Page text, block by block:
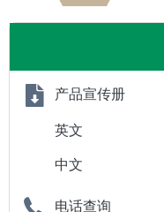
产品宣传册
英文
中文
电话查询